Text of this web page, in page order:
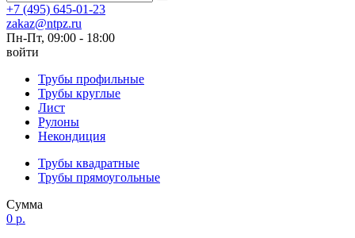
+7 (495) 645-01-23
zakaz@ntpz.ru
Пн-Пт, 09:00 - 18:00
войти
Трубы профильные
Трубы круглые
Лист
Рулоны
Некондиция
Трубы квадратные
Трубы прямоугольные
Сумма
0 р.